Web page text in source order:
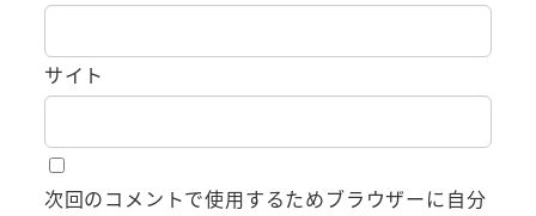
サイト
次回のコメントで使用するためブラウザーに自分